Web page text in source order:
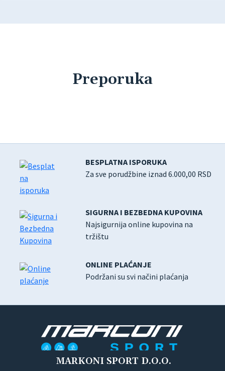
Preporuka
BESPLATNA ISPORUKA
Za sve porudžbine iznad 6.000,00 RSD
SIGURNA I BEZBEDNA KUPOVINA
Najsigurnija online kupovina na
tržištu
ONLINE PLAĆANJE
Podržani su svi načini plaćanja
MARKONI SPORT D.O.O.